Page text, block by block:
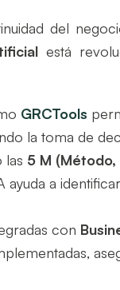
del
está
GRCTools
la toma de
las 5 M (Método,
ayuda a
con